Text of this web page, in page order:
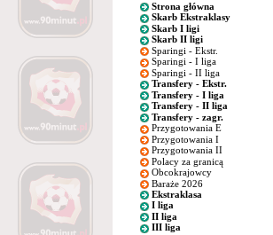
Strona główna
Skarb Ekstraklasy
Skarb I ligi
Skarb II ligi
Sparingi - Ekstr.
Sparingi - I liga
Sparingi - II liga
Transfery - Ekstr.
Transfery - I liga
Transfery - II liga
Transfery - zagr.
Przygotowania E
Przygotowania I
Przygotowania II
Polacy za granicą
Obcokrajowcy
Baraże 2026
Ekstraklasa
I liga
II liga
III liga